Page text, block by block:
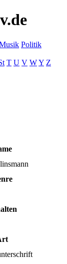
Politik
T U V WY Z